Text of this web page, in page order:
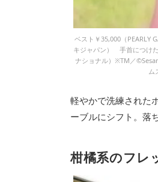
ベスト￥35,000（
キジャパン） 手首につけ
ナショナル）※TM／
ム
軽やかで洗練された
ーブルにシフト。落
柑橘系のフレ